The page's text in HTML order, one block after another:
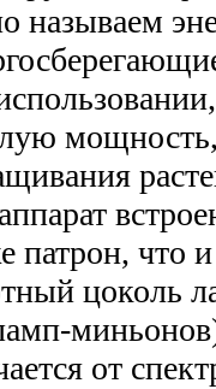
называем
патрон, что
цоколь
от